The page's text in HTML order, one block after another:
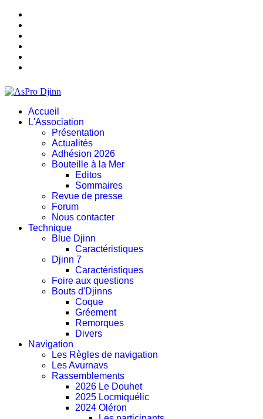
Accueil
L'Association
Présentation
Actualités
Adhésion 2026
Bouteille à la Mer
Editos
Sommaires
Revue de presse
Forum
Nous contacter
Technique
Blue Djinn
Caractéristiques
Djinn 7
Caractéristiques
Foire aux questions
Bouts d'Djinns
Coque
Gréement
Remorques
Divers
Navigation
Les Règles de navigation
Les Avurnavs
Rassemblements
2026 Le Douhet
2025 Locmiquélic
2024 Oléron